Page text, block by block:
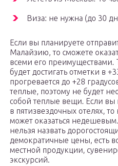
Виза: не нужна (до 30
Если вы планируете
Малайзию, то сможете
всеми его преимуществами.
будет достигать отметки в
прогревается до +28
теплые, поэтому не будет
собой теплые вещи. Если вы
в пятизвездочных отелях, то
может оказаться
нельзя назвать
демократичные цены, есть
местной продукции,
экскурсий.